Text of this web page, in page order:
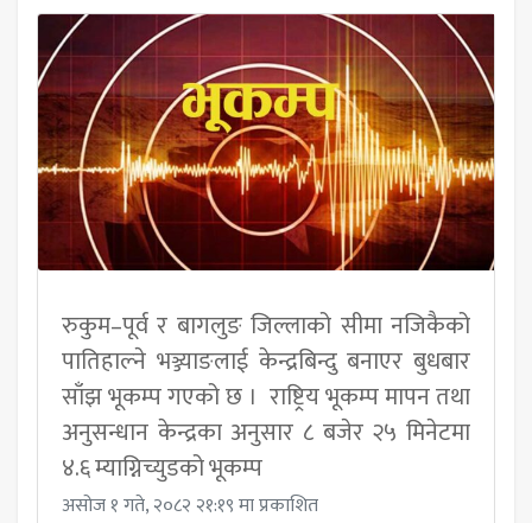
रुकुम–पूर्व र बागलुङ जिल्लाको सीमा नजिकैको
पातिहाल्ने भञ्ज्याङलाई केन्द्रबिन्दु बनाएर बुधबार
साँझ भूकम्प गएको छ । राष्ट्रिय भूकम्प मापन तथा
अनुसन्धान केन्द्रका अनुसार ८ बजेर २५ मिनेटमा
४.६ म्याग्निच्युडको भूकम्प
असोज १ गते, २०८२ २१:१९ मा प्रकाशित